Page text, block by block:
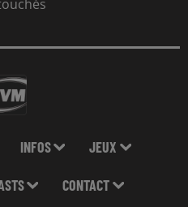
INFOS JEUX
CONTACT